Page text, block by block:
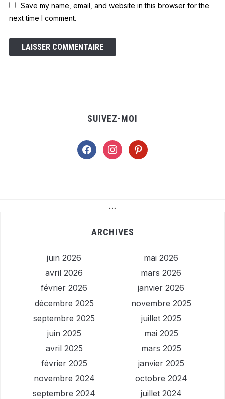
Save my name, email, and website in this browser for the
next time I comment.
SUIVEZ-MOI
facebookinstagrampinterest
…
ARCHIVES
juin 2026
mai 2026
avril 2026
mars 2026
février 2026
janvier 2026
décembre 2025
novembre 2025
septembre 2025
juillet 2025
juin 2025
mai 2025
avril 2025
mars 2025
février 2025
janvier 2025
novembre 2024
octobre 2024
septembre 2024
juillet 2024